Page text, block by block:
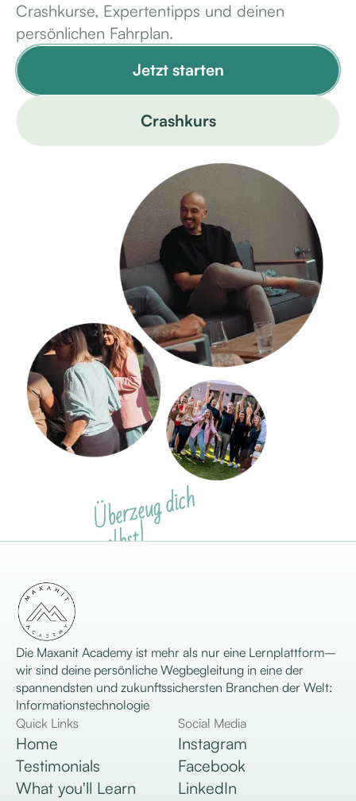
Crashkurse, Expertentipps und deinen
persönlichen Fahrplan.
Jetzt starten
Crashkurs
Ü
be
r
ze
u
g
dic
h
sel
bst!
Es funktioniert
Die Maxanit Academy ist mehr als nur eine Lernplattform–
wir sind deine persönliche Wegbegleitung in eine der
spannendsten und zukunftssichersten Branchen der Welt:
Informationstechnologie
Quick Links
Home
Testimonials
What you'll Learn
Social Media
Instagram
Facebook
LinkedIn